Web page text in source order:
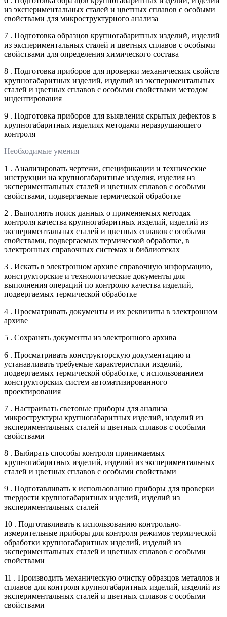
из экспериментальных сталей и цветных сплавов с особыми
свойствами для микроструктурного анализа
7 . Подготовка образцов крупногабаритных изделий, изделий
из экспериментальных сталей и цветных сплавов с особыми
свойствами для определения химического состава
8 . Подготовка приборов для проверки механических свойств
крупногабаритных изделий, изделий из экспериментальных
сталей и цветных сплавов с особыми свойствами методом
индентирования
9 . Подготовка приборов для выявления скрытых дефектов в
крупногабаритных изделиях методами неразрушающего
контроля
Необходимые умения
1 . Анализировать чертежи, спецификации и технические
инструкции на крупногабаритные изделия, изделия из
экспериментальных сталей и цветных сплавов с особыми
свойствами, подвергаемые термической обработке
2 . Выполнять поиск данных о применяемых методах
контроля качества крупногабаритных изделий, изделий из
экспериментальных сталей и цветных сплавов с особыми
свойствами, подвергаемых термической обработке, в
электронных справочных системах и библиотеках
3 . Искать в электронном архиве справочную информацию,
конструкторские и технологические документы для
выполнения операций по контролю качества изделий,
подвергаемых термической обработке
4 . Просматривать документы и их реквизиты в электронном
архиве
5 . Сохранять документы из электронного архива
6 . Просматривать конструкторскую документацию и
устанавливать требуемые характеристики изделий,
подвергаемых термической обработке, с использованием
конструкторских систем автоматизированного
проектирования
7 . Настраивать световые приборы для анализа
микроструктуры крупногабаритных изделий, изделий из
экспериментальных сталей и цветных сплавов с особыми
свойствами
8 . Выбирать способы контроля принимаемых
крупногабаритных изделий, изделий из экспериментальных
сталей и цветных сплавов с особыми свойствами
9 . Подготавливать к использованию приборы для проверки
твердости крупногабаритных изделий, изделий из
экспериментальных сталей
10 . Подготавливать к использованию контрольно-
измерительные приборы для контроля режимов термической
обработки крупногабаритных изделий, изделий из
экспериментальных сталей и цветных сплавов с особыми
свойствами
11 . Производить механическую очистку образцов металлов и
сплавов для контроля крупногабаритных изделий, изделий из
экспериментальных сталей и цветных сплавов с особыми
свойствами